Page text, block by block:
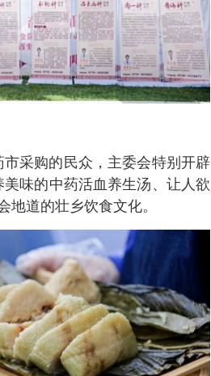
采购的民众，主委会特别开辟
味的中药活血养生汤、让人欲
道的壮乡饮食文化。